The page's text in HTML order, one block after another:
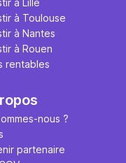
à Lille
à Toulouse
à Nantes
à Rouen
rentables
nous ?
partenaire